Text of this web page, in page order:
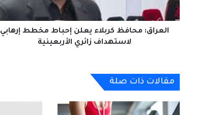
لاستهداف
زائري
الأربعينية
العراق: محافظ كربلاء يعلن إحباط مخطط إرهابي
لاستهداف زائري الأربعينية
مقالات ذات صلة